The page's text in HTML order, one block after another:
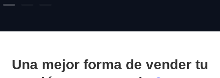
Una mejor forma de vender tu